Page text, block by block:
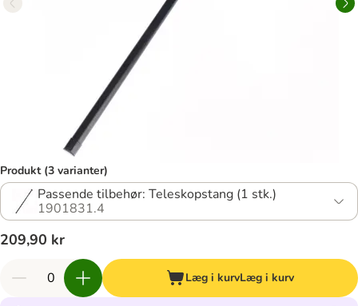
Produkt (3 varianter)
Passende tilbehør: Teleskopstang (1 stk.)
1901831.4
209,90 kr
Læg i kurvLæg i kurv